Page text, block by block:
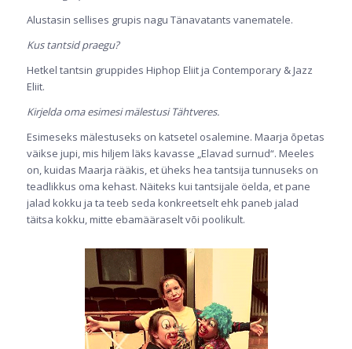
Alustasin sellises grupis nagu Tänavatants vanematele.
Kus tantsid praegu?
Hetkel tantsin gruppides Hiphop Eliit ja Contemporary & Jazz
Eliit.
Kirjelda oma esimesi mälestusi Tähtveres.
Esimeseks mälestuseks on katsetel osalemine. Maarja õpetas
väikse jupi, mis hiljem läks kavasse „Elavad surnud“. Meeles
on, kuidas Maarja rääkis, et üheks hea tantsija tunnuseks on
teadlikkus oma kehast. Näiteks kui tantsijale öelda, et pane
jalad kokku ja ta teeb seda konkreetselt ehk paneb jalad
täitsa kokku, mitte ebamääraselt või poolikult.